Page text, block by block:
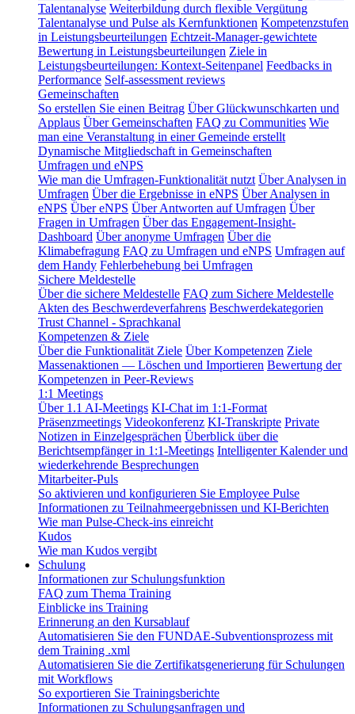
Talentanalyse Weiterbildung durch flexible Vergütung
Talentanalyse und Pulse als Kernfunktionen Kompetenzstufen
in Leistungsbeurteilungen Echtzeit-Manager-gewichtete
Bewertung in Leistungsbeurteilungen Ziele in
Leistungsbeurteilungen: Kontext-Seitenpanel Feedbacks in
Performance Self-assessment reviews
Gemeinschaften
So erstellen Sie einen Beitrag Über Glückwunschkarten und
Applaus Über Gemeinschaften FAQ zu Communities Wie
man eine Veranstaltung in einer Gemeinde erstellt
Dynamische Mitgliedschaft in Gemeinschaften
Umfragen und eNPS
Wie man die Umfragen-Funktionalität nutzt Über Analysen in
Umfragen Über die Ergebnisse in eNPS Über Analysen in
eNPS Über eNPS Über Antworten auf Umfragen Über
Fragen in Umfragen Über das Engagement-Insight-
Dashboard Über anonyme Umfragen Über die
Klimabefragung FAQ zu Umfragen und eNPS Umfragen auf
dem Handy Fehlerbehebung bei Umfragen
Sichere Meldestelle
Über die sichere Meldestelle FAQ zum Sichere Meldestelle
Akten des Beschwerdeverfahrens Beschwerdekategorien
Trust Channel - Sprachkanal
Kompetenzen & Ziele
Über die Funktionalität Ziele Über Kompetenzen Ziele
Massenaktionen — Löschen und Importieren Bewertung der
Kompetenzen in Peer-Reviews
1:1 Meetings
Über 1.1 AI-Meetings KI-Chat im 1:1-Format
Präsenzmeetings Videokonferenz KI-Transkripte Private
Notizen in Einzelgesprächen Überblick über die
Berichtsempfänger in 1:1-Meetings Intelligenter Kalender und
wiederkehrende Besprechungen
Mitarbeiter-Puls
So aktivieren und konfigurieren Sie Employee Pulse
Informationen zu Teilnahmeergebnissen und KI-Berichten
Wie man Pulse-Check-ins einreicht
Kudos
Wie man Kudos vergibt
Schulung
Informationen zur Schulungsfunktion
FAQ zum Thema Training
Einblicke ins Training
Erinnerung an den Kursablauf
Automatisieren Sie den FUNDAE-Subventionsprozess mit
dem Training .xml
Automatisieren Sie die Zertifikatsgenerierung für Schulungen
mit Workflows
So exportieren Sie Trainingsberichte
Informationen zu Schulungsanfragen und